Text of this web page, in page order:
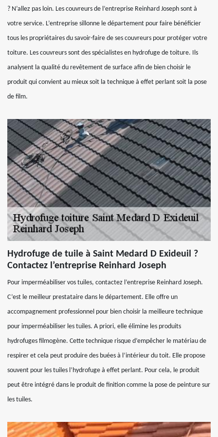
? N’allez pas loin. Les couvreurs de l’entreprise Reinhard Joseph sont à
votre service. L’entreprise sillonne le département pour faire bénéficier
tous les propriétaires du savoir-faire de ses couvreurs pour protéger votre
toiture. Les couvreurs sont des spécialistes en hydrofuge de toiture. Ils
analysent la qualité du revêtement de surface afin de bien choisir le
produit qui convient au mieux soit la technique à effet perlant soit la pose
de film.
Hydrofuge de tuile à Saint Medard D Exideuil ?
Contactez l’entreprise Reinhard Joseph
Pour imperméabiliser vos tuiles, contactez l’entreprise Reinhard Joseph.
C’est le meilleur prestataire dans le département. Elle offre un
accompagnement professionnel pour bien choisir la meilleure technique
pour imperméabiliser les tuiles. A priori, elle élimine les produits
hydrofuges filmogène. Cette technique risque d’empêcher le matériau de
respirer et cela peut produire des buées à l’intérieur du toit. Elle propose
souvent pour les tuiles l’hydrofuge à effet perlant. Pour cela, le produit
peut être intégré dans le produit de finition comme la pose de peinture sur
les tuiles.